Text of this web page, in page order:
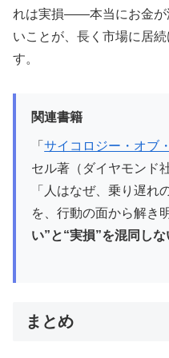
れは実損——本当にお金が
いことが、長く市場に居
す。
関連書籍
「サイコロジー・オブ
セル著（ダイヤモンド
「人はなぜ、乗り遅れ
を、行動の面から解き
い”と“実損”を混同しな
まとめ